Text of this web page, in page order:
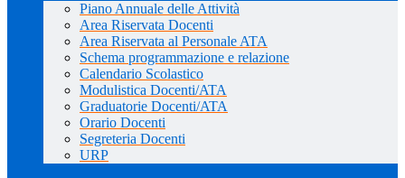
Piano Annuale delle Attività
Area Riservata Docenti
Area Riservata al Personale ATA
Schema programmazione e relazione
Calendario Scolastico
Modulistica Docenti/ATA
Graduatorie Docenti/ATA
Orario Docenti
Segreteria Docenti
URP